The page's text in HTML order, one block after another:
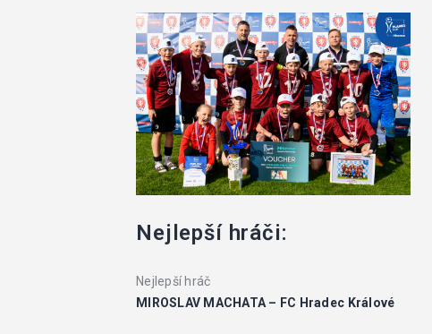
Nejlepší hráči:
Nejlepší hráč
MIROSLAV MACHATA – FC Hradec Králové